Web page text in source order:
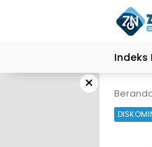
Indeks
×